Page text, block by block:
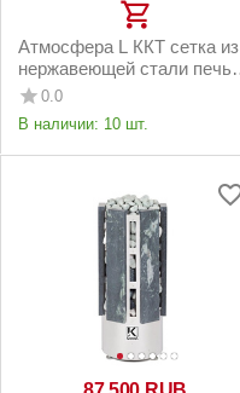
Атмосфера L ККТ сетка из
нержавеющей стали печь
для бани чугунная
0.0
В наличии: 10 шт.